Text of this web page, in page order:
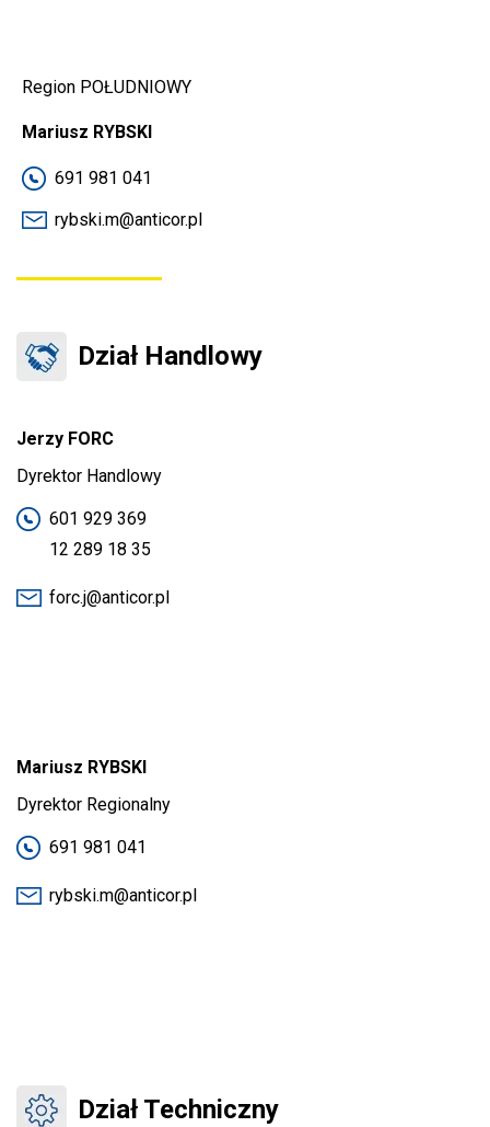
Region POŁUDNIOWY
Mariusz RYBSKI
691 981 041
rybski.m@anticor.pl
Dział Handlowy
Jerzy FORC
Dyrektor Handlowy
601 929 369
12 289 18 35
forc.j@anticor.pl
Mariusz RYBSKI
Dyrektor Regionalny
691 981 041
rybski.m@anticor.pl
Dział Techniczny